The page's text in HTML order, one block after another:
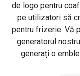
de logo pentru
pe utilizatori să
pentru frizerie. Vă
generatorul
generați o